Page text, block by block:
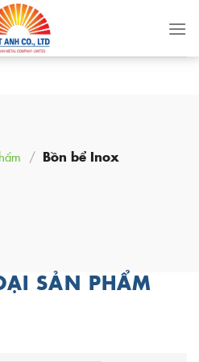
/ Bồn bể Inox
SẢN PHẨM